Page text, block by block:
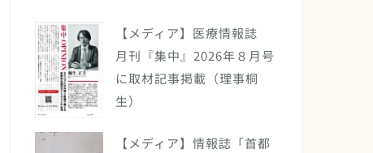
【メディア】医療情報誌
月刊『集中』2026年８月号
に取材記事掲載（理事桐
生）
【メディア】情報誌「首都